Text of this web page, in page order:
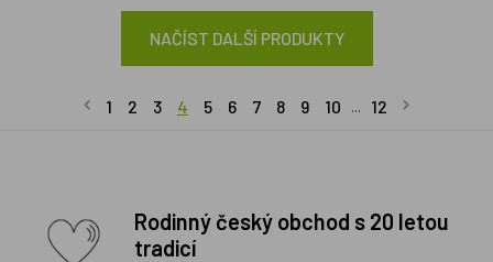
NAČÍST DALŠÍ PRODUKTY
1 2 3 4 5 6 7 8 9 10 ... 12
Rodinný český obchod s 20 letou
tradicí